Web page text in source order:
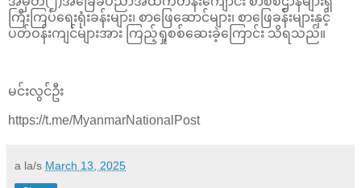
ကြီးကြပ်ရေးရုံးခန်းများ၊ စာဖြေဆောင်များ၊ စာဖြေခန်းများနှင့်
ပတ်ဝန်းကျင်များအား ကြည့်ရှုစစ်ဆေးခဲ့ကြောင်း သိရသည်။
မင်းလွင်ဦး
https://t.me/MyanmarNationalPost
a la/s March 13, 2025